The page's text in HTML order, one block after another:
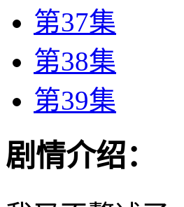
第37集
第38集
第39集
剧情介绍：